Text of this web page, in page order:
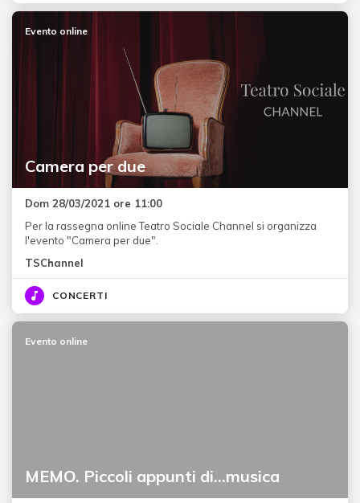
Camera per due
Evento online
Dom 28/03/2021 ore 11:00
Per la rassegna online Teatro Sociale Channel si organizza
l'evento "Camera per due".
TSChannel
CONCERTI
MEMO. Piccoli appunti di…musica
Evento online